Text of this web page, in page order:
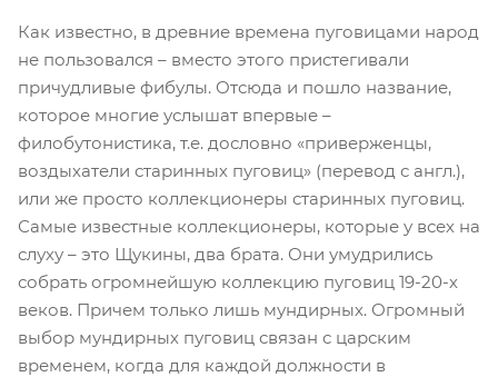
Как известно, в древние времена пуговицами народ
не пользовался – вместо этого пристегивали
причудливые фибулы. Отсюда и пошло название,
которое многие услышат впервые –
филобутонистика, т.е. дословно «приверженцы,
воздыхатели старинных пуговиц» (перевод с англ.),
или же просто коллекционеры старинных пуговиц.
Самые известные коллекционеры, которые у всех на
слуху – это Щукины, два брата. Они умудрились
собрать огромнейшую коллекцию пуговиц 19-20-х
веков. Причем только лишь мундирных. Огромный
выбор мундирных пуговиц связан с царским
временем, когда для каждой должности в